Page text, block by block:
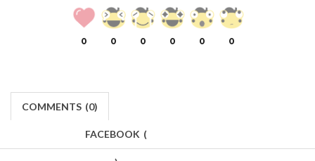
0 0 0 0 0 0
COMMENTS (0)
FACEBOOK (